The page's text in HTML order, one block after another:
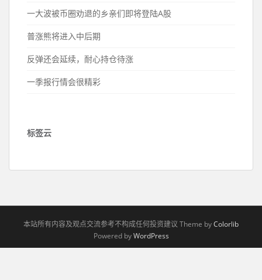
一大波被币圈劝退的乡亲们即将登陆A股
普涨熊将进入中后期
反弹还会延续，耐心持仓待涨
一季报行情会很精彩
标签云
本站所有内容及观点交流参考不构成任何投资建议 Theme byColorlib
Powered byWordPress